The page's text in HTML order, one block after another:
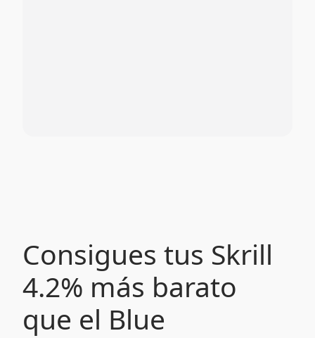
Consigues tus Skrill
4.2% más barato
que el Blue